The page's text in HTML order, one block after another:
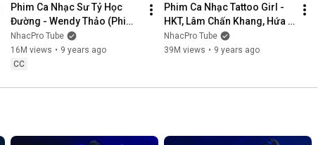
Phim Ca Nhạc Sư Tỷ Học
Đường - Wendy Thảo (Phim
Ca Nhạc Hay Nhất 2017)
NhacPro Tube
16M views • 9 years ago
CC
Phim Ca Nhạc Tattoo Girl -
HKT, Lâm Chấn Khang, Hứa
Minh Đạt, Thanh Tân
NhacPro Tube
39M views • 9 years ago